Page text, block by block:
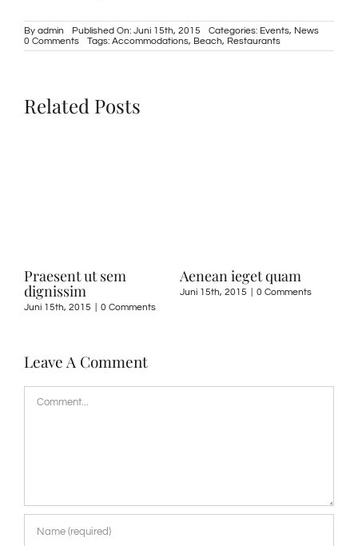
By admin Published On: Juni 15th, 2015 Categories: Events, News
0 Commentson
In
Tags: Accommodations, Beach, Restaurants
Related Posts
Praesent ut sem
dignissim
Juni 15th, 2015 0 Comments
Aenean ieget quam
Juni 15th, 2015 0 Comments
Leave A Comment
Comment